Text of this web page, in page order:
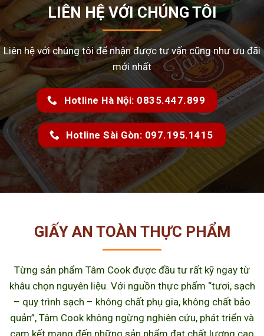
LIÊN HỆ VỚI CHÚNG TÔI
Liên hệ với chúng tôi để nhận được tư vấn cũng như ưu đãi
mới nhất
Hotline Hà Nội: 0835.447.899
Hotline Sài Gòn: 097.195.1415
GIẤY AN TOÀN THỰC PHẨM
Từng sản phẩm Tâm Cook được đầu tư rất kỹ ngay từ
khâu chọn nguyên liệu. Với nguồn thực phẩm “tươi, sạch
– quy trình sạch – không chất phụ gia, không chất bảo
quản”, Tâm Cook không ngừng nghiên cứu, phát triển và
cam kết mang đến những sản phẩm đạt chất lượng cao